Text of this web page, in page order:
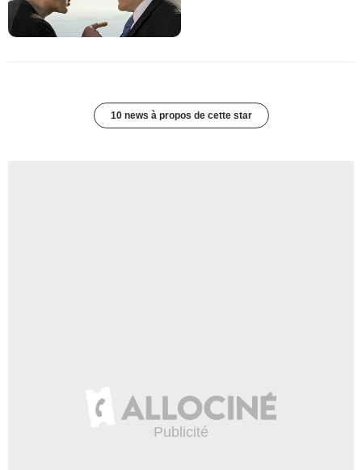
10 news à propos de cette star